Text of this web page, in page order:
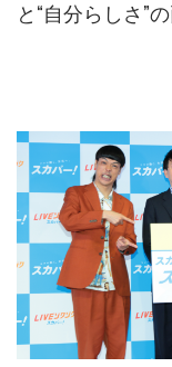
と“自分らしさ”